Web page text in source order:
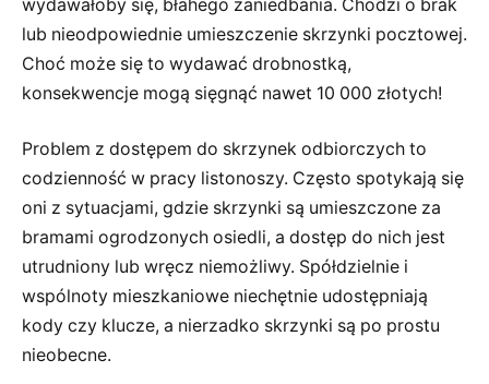
wydawałoby się, błahego zaniedbania. Chodzi o brak
lub nieodpowiednie umieszczenie skrzynki pocztowej.
Choć może się to wydawać drobnostką,
konsekwencje mogą sięgnąć nawet 10 000 złotych!
Problem z dostępem do skrzynek odbiorczych to
codzienność w pracy listonoszy. Często spotykają się
oni z sytuacjami, gdzie skrzynki są umieszczone za
bramami ogrodzonych osiedli, a dostęp do nich jest
utrudniony lub wręcz niemożliwy. Spółdzielnie i
wspólnoty mieszkaniowe niechętnie udostępniają
kody czy klucze, a nierzadko skrzynki są po prostu
nieobecne.